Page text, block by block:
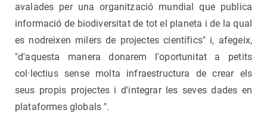
avalades per una organització mundial que publica
informació de biodiversitat de tot el planeta i de la qual
es nodreixen milers de projectes científics" i, afegeix,
"d'aquesta manera donarem l'oportunitat a petits
col·lectius sense molta infraestructura de crear els
seus propis projectes i d'integrar les seves dades en
plataformes globals ".